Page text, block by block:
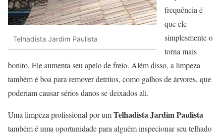
Telhadista Jardim Paulista
frequência é
que ele
simplesmente o
torna mais
bonito. Ele aumenta seu apelo de freio. Além disso, a limpeza
também é boa para remover detritos, como galhos de árvores, que
poderiam causar sérios danos se deixados ali.
Uma limpeza profissional por umTelhadista Jardim Paulista
também é uma oportunidade para alguém inspecionar seu telhado